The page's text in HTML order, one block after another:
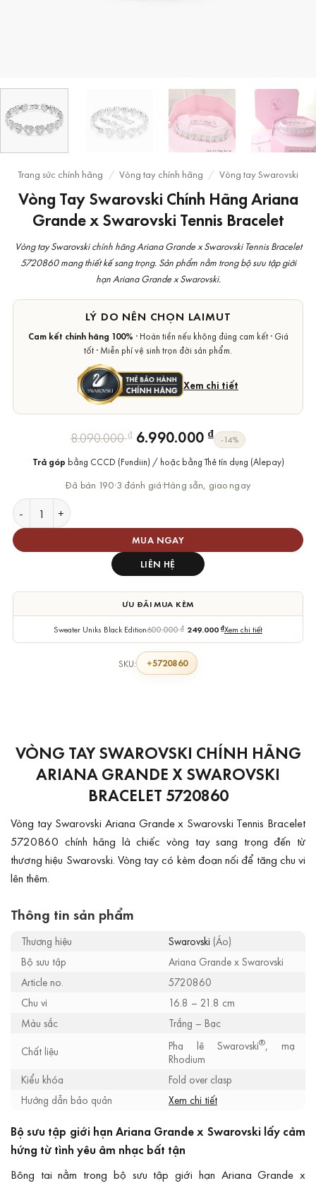
Trang sức chính hãng / Vòng tay chính hãng / Vòng tay Swarovski
Vòng Tay Swarovski Chính Hãng Ariana
Grande x Swarovski Tennis Bracelet
Vòng tay Swarovski chính hãng Ariana Grande x Swarovski Tennis Bracelet
5720860 mang thiết kế sang trọng. Sản phẩm nằm trong bộ sưu tập giới
hạn Ariana Grande x Swarovski.
LÝ DO NÊN CHỌN LAIMUT
Cam kết chính hãng 100% · Hoàn tiền nếu không đúng cam kết · Giá
tốt · Miễn phí vệ sinh trọn đời sản phẩm.
Xem chi tiết
8.090.000₫ Giá
gốc
là:
8.090.000 ₫.
6.990.000 ₫
Giá
hiện
tại
là:
-14%
Trả góp bằng CCCD (Fundiin) / hoặc bằng Thẻ tín dụng (Alepay)
Đã bán 190·3 đánh giá·Hàng sẵn, giao ngay
Vòng Tay Swarovski Chính Hãng Ariana Grande x Swarovski
MUA NGAY
LIÊN HỆ
ƯU ĐÃI MUA KÈM
Sweater Uniks Black Edition600.000₫ 249.000 ₫Xem chi tiết
SKU: 5720860
VÒNG TAY SWAROVSKI CHÍNH HÃNG
ARIANA GRANDE X SWAROVSKI
BRACELET 5720860
Vòng tay Swarovski Ariana Grande x Swarovski Tennis Bracelet
5720860 chính hãng là chiếc vòng tay sang trọng đến từ
thương hiệu Swarovski. Vòng tay có kèm đoạn nối để tăng chu vi
lên thêm.
Thông tin sản phẩm
Thương hiệu Swarovski (Áo)
Bộ sưu tập
Ariana Grande x Swarovski
Article no.
5720860
Chu vi
16.8 – 21.8 cm
Màu sắc
Trắng – Bạc
Chất liệu
Pha lê Swarovski®, mạ
Rhodium
Kiểu khóa
Fold over clasp
Hướng dẫn bảo quản
Xem chi tiết
Bộ sưu tập giới hạn Ariana Grande x Swarovski lấy cảm
hứng từ tình yêu âm nhạc bất tận
Bông tai nằm trong bộ sưu tập giới hạn Ariana Grande x